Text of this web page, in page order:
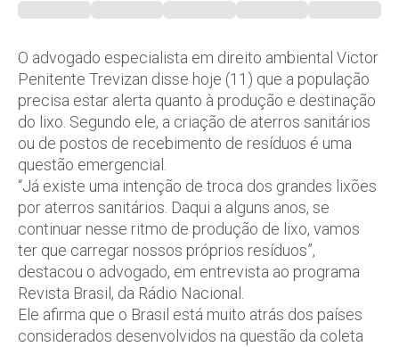
O advogado especialista em direito ambiental Victor
Penitente Trevizan disse hoje (11) que a população
precisa estar alerta quanto à produção e destinação
do lixo. Segundo ele, a criação de aterros sanitários
ou de postos de recebimento de resíduos é uma
questão emergencial.
“Já existe uma intenção de troca dos grandes lixões
por aterros sanitários. Daqui a alguns anos, se
continuar nesse ritmo de produção de lixo, vamos
ter que carregar nossos próprios resíduos”,
destacou o advogado, em entrevista ao programa
Revista Brasil, da Rádio Nacional.
Ele afirma que o Brasil está muito atrás dos países
considerados desenvolvidos na questão da coleta